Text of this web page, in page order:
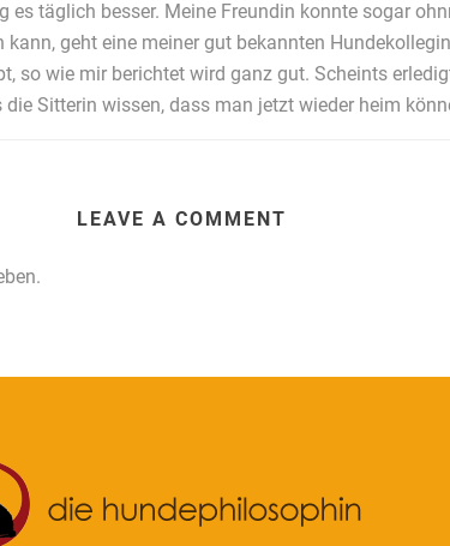
es täglich besser. Meine Freundin konnte sogar
geht eine meiner gut bekannten
so wie mir berichtet wird ganz gut. Scheints
Sitterin wissen, dass man jetzt wieder heim
LEAVE A COMMENT